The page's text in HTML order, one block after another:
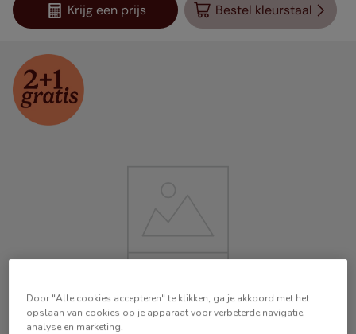
Krijg een prijs Bestel kleurstaal
Door "Alle cookies accepteren" te klikken, ga je akkoord met het
opslaan van cookies op je apparaat voor verbeterde navigatie,
analyse en marketing.